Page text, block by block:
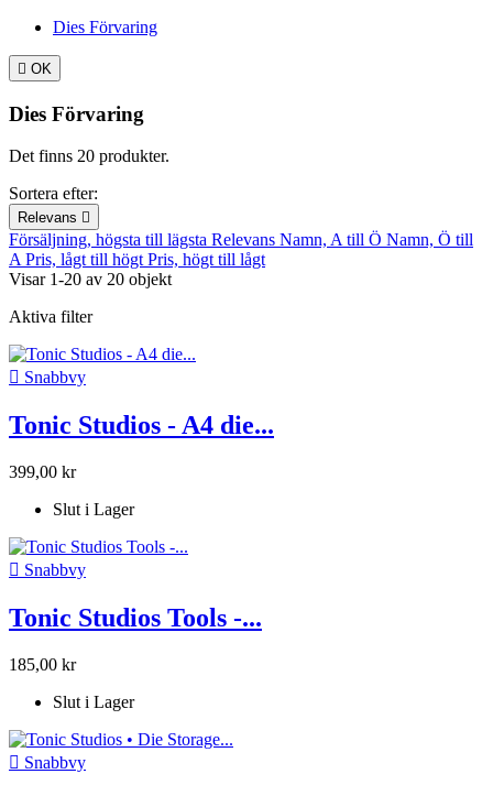
Dies Förvaring
 OK
Dies Förvaring
Det finns 20 produkter.
Sortera efter:
Relevans 
Försäljning, högsta till lägsta Relevans Namn, A till Ö Namn, Ö till
APris, lågt till högtPris, högt till lågt
Visar 1-20 av 20 objekt
Aktiva filter
 Snabbvy
Tonic Studios - A4 die...
399,00 kr
Slut i Lager
 Snabbvy
Tonic Studios Tools -...
185,00 kr
Slut i Lager
 Snabbvy